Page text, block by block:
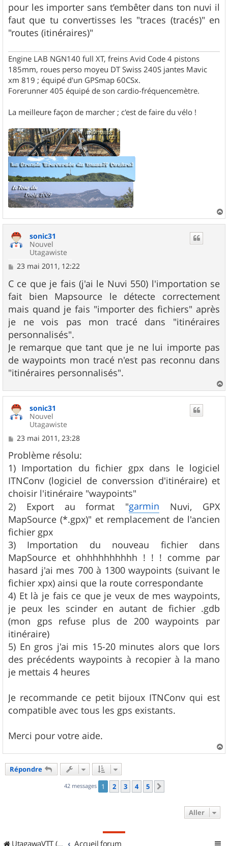
s
s
a
g
e
pour les importer sans t’embêter dans ton nuvi il
faut que tu convertisses les "traces (tracés)" en
"routes (itinéraires)"
Engine LAB NGN140 full XT, freins Avid Code 4 pistons
185mm, roues perso moyeu DT Swiss 240S jantes Mavic
xm 819 ; équipé d'un GPSmap 60CSx.
Forerunner 405 équipé de son cardio-fréquencemètre.
La meilleure façon de marcher ; c'est de faire du vélo !
a
sonic31
Nouvel
Utagawiste
M
s
a
g
e
23 mai 2011, 12:22
C ce que je fais (j'ai le Nuvi 550) l'importation se
fait bien Mapsource le détecte correctement
mais quand je fais "importer des fichiers" après
je ne vois pas mon tracé dans "itinéraires
personnalisés".
Je remarque que tant que je ne lui importe pas
de waypoints mon tracé n'est pas reconnu dans
"itinéraires personnalisés".
a
sonic31
Nouvel
Utagawiste
M
s
s
a
g
e
23 mai 2011, 23:28
Problème résolu:
1) Importation du fichier gpx dans le logiciel
ITNConv (logiciel de converssion d'itinéraire) et
choisir l'itinéraire "waypoints"
2) Export au format "garmin Nuvi, GPX
MapSource (*.gpx)" et remplacement de l'ancien
fichier gpx
3) Importation du nouveau fichier dans
MapSource et ohhhhhhhhhh ! ! ! comme par
hasard j'ai mes 700 à 1300 waypoints (suivant le
fichier xpx) ainsi que la route correspondante
4) Et là je fais ce que je veux de mes waypoints,
je peux les scinder en autant de fichier .gdb
(mon gps refuse plus de 200 waypoints par
itinéraire)
5) En gros j'ai mis 15-20 minutes alors que lors
des précédents waypoints à recopier à la mano
je mettais 4 heures
Je recommande ce petit bijoux ITNConv qui est
compatible avec tous les gps existants.
Merci pour votre aide.
a
Répondre
42 messages 1 2 3 4 5
Aller
UtagawaVTT (Randos VTT et VTTAE avec traces GPS) Accueil forum